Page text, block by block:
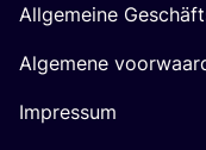
Allgemeine
Algemene
Impressum